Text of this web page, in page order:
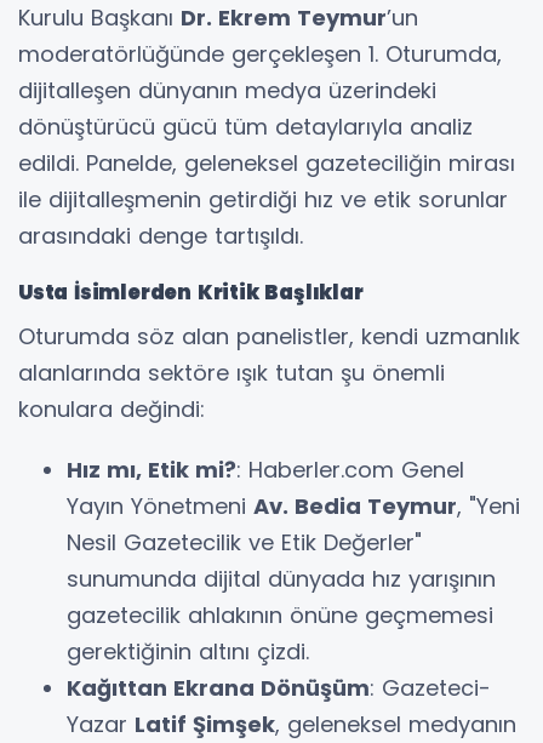
Kurulu Başkanı Dr. Ekrem Teymur’un
moderatörlüğünde gerçekleşen 1. Oturumda,
dijitalleşen dünyanın medya üzerindeki
dönüştürücü gücü tüm detaylarıyla analiz
edildi. Panelde, geleneksel gazeteciliğin mirası
ile dijitalleşmenin getirdiği hız ve etik sorunlar
arasındaki denge tartışıldı.
Usta İsimlerden Kritik Başlıklar
​Oturumda söz alan panelistler, kendi uzmanlık
alanlarında sektöre ışık tutan şu önemli
konulara değindi:
Hız mı, Etik mi?: Haberler.com Genel
Yayın Yönetmeni Av. Bedia Teymur, "Yeni
Nesil Gazetecilik ve Etik Değerler"
sunumunda dijital dünyada hız yarışının
gazetecilik ahlakının önüne geçmemesi
gerektiğinin altını çizdi.
Kağıttan Ekrana Dönüşüm: Gazeteci-
Yazar Latif Şimşek, geleneksel medyanın